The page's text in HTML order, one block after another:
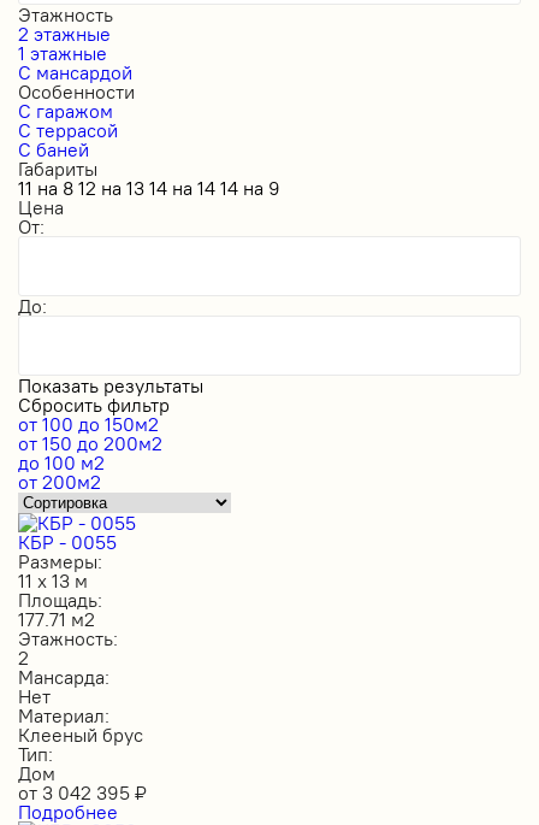
Этажность
2 этажные
1 этажные
С мансардой
Особенности
С гаражом
С террасой
С баней
Габариты
11 на 8 12 на 13 14 на 14 14 на 9
Цена
От:
До:
Показать результаты
Сбросить фильтр
от 100 до 150м2
от 150 до 200м2
до 100 м2
от 200м2
КБР - 0055
Размеры:
11 х 13 м
Площадь:
177.71 м2
Этажность:
2
Мансарда:
Нет
Материал:
Клееный брус
Тип:
Дом
от 3 042 395 ₽
Подробнее